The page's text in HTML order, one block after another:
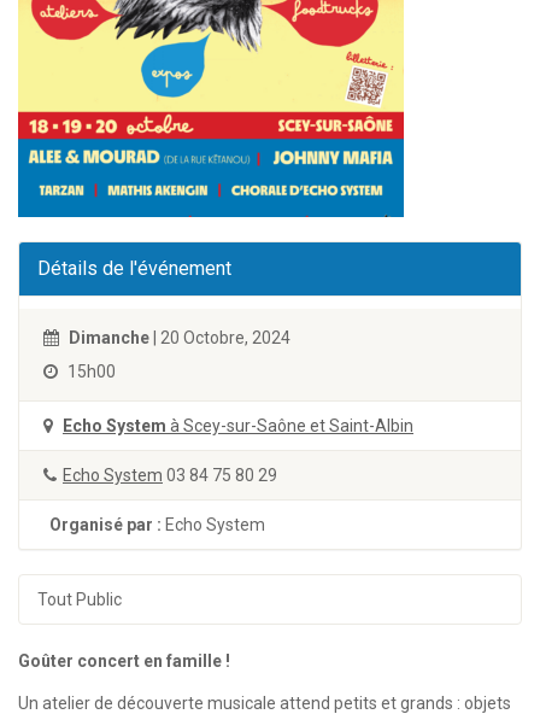
Détails de l'événement
Dimanche | 20 Octobre, 2024
15h00
Echo System à Scey-sur-Saône et Saint-Albin
Echo System 03 84 75 80 29
Organisé par : Echo System
Tout Public
Goûter concert en famille !
Un atelier de découverte musicale attend petits et grands : objets